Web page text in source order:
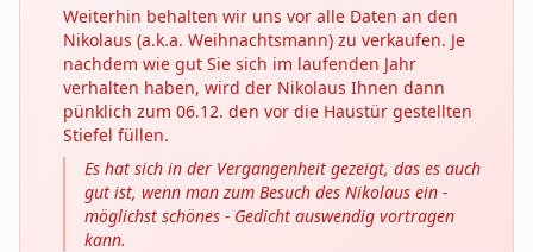
Weiterhin behalten wir uns vor alle Daten an den
Nikolaus (a.k.a. Weihnachtsmann) zu verkaufen. Je
nachdem wie gut Sie sich im laufenden Jahr
verhalten haben, wird der Nikolaus Ihnen dann
pünklich zum 06.12. den vor die Haustür gestellten
Stiefel füllen.
Es hat sich in der Vergangenheit gezeigt, das es auch
gut ist, wenn man zum Besuch des Nikolaus ein -
möglichst schönes - Gedicht auswendig vortragen
kann.